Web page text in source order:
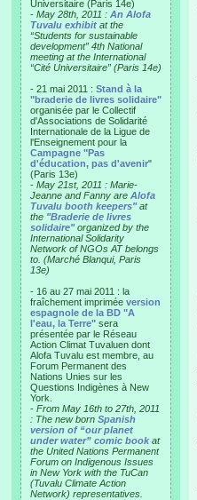
Universitaire (Paris 14e)
- May 28th, 2011 : An Alofa
Tuvalu exhibit at the
“Students for sustainable
development” 4th National
meeting at the International
“Cité Universitaire” (Paris 14e)
- 21 mai 2011 : Stand à la
"braderie de livres solidaire"
organisée par le Collectif
d'Associations de Solidarité
Internationale de la Ligue de
l'Enseignement pour la
Campagne "Pas
d'éducation, pas d'avenir"
(Paris 13e)
- May 21st, 2011 : Marie-
Jeanne and Fanny are Alofa
Tuvalu booth keepers"at
the "Braderie de livres
solidaire"organized by the
International Solidarity
Network of NGOs AT belongs
to. (Marché Blanqui, Paris
13e)
- 16 au 27 mai 2011 : la
fraîchement imprimée version
espagnole de la BD "A
l'eau, la Terre" sera
présentée par le Réseau
Action Climat Tuvaluen dont
Alofa Tuvalu est membre, au
Forum Permanent des
Nations Unies sur les
Questions Indigènes à New
York.
- From May 16th to 27th, 2011
: The new born Spanish
version of “our planet
under water” comic book at
the United Nations Permanent
Forum on Indigenous Issues
in New York with the TuCan
(Tuvalu Climate Action
Network) representatives.